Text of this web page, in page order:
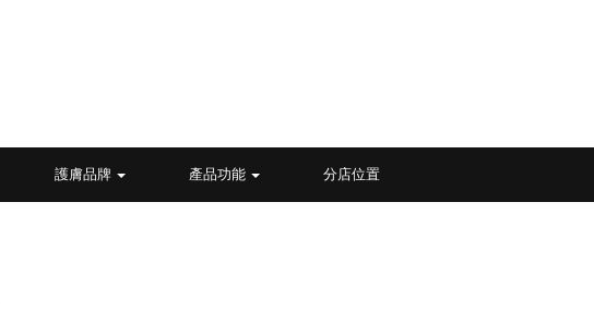
護膚品牌 產品功能 分店位置